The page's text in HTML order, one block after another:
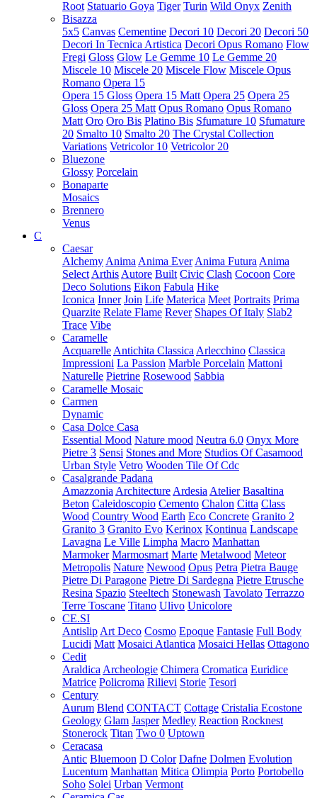
Root Statuario Goya Tiger Turin Wild Onyx Zenith
Bisazza
5x5 Canvas Cementine Decori 10 Decori 20 Decori 50
Decori In Tecnica Artistica Decori Opus Romano Flow
Fregi Gloss Glow Le Gemme 10 Le Gemme 20
Miscele 10 Miscele 20 Miscele Flow Miscele Opus
Romano Opera 15
Opera 15 Gloss Opera 15 Matt Opera 25 Opera 25
Gloss Opera 25 Matt Opus Romano Opus Romano
Matt Oro Oro Bis Platino Bis Sfumature 10 Sfumature
20 Smalto 10 Smalto 20 The Crystal Collection
Variations Vetricolor 10 Vetricolor 20
Bluezone
Glossy Porcelain
Bonaparte
Mosaics
Brennero
Venus
C
Caesar
Alchemy Anima Anima Ever Anima Futura Anima
Select Arthis Autore Built Civic Clash Cocoon Core
Deco Solutions Eikon Fabula Hike
Iconica Inner Join Life Materica Meet Portraits Prima
Quarzite Relate Flame Rever Shapes Of Italy Slab2
Trace Vibe
Caramelle
Acquarelle Antichita Classica Arlecchino Classica
Impressioni La Passion Marble Porcelain Mattoni
Naturelle Pietrine Rosewood Sabbia
Caramelle Mosaic
Carmen
Dynamic
Casa Dolce Casa
Essential Mood Nature mood Neutra 6.0 Onyx More
Pietre 3 Sensi Stones and More Studios Of Casamood
Urban Style Vetro Wooden Tile Of Cdc
Casalgrande Padana
Amazzonia Architecture Ardesia Atelier Basaltina
Beton Caleidoscopio Cemento Chalon Citta Class
Wood Country Wood Earth Eco Concrete Granito 2
Granito 3 Granito Evo Kerinox Kontinua Landscape
Lavagna Le Ville Limpha Macro Manhattan
Marmoker Marmosmart Marte Metalwood Meteor
Metropolis Nature Newood Opus Petra Pietra Bauge
Pietre Di Paragone Pietre Di Sardegna Pietre Etrusche
Resina Spazio Steeltech Stonewash Tavolato Terrazzo
Terre Toscane Titano Ulivo Unicolore
CE.SI
Antislip Art Deco Cosmo Epoque Fantasie Full Body
Lucidi Matt Mosaici Atlantica Mosaici Hellas Ottagono
Cedit
Araldica Archeologie Chimera Cromatica Euridice
Matrice Policroma Rilievi Storie Tesori
Century
Aurum Blend CONTACT Cottage Cristalia Ecostone
Geology Glam Jasper Medley Reaction Rocknest
Stonerock Titan Two 0 Uptown
Ceracasa
Antic Bluemoon D Color Dafne Dolmen Evolution
Lucentum Manhattan Mitica Olimpia Porto Portobello
Soho Solei Urban Vermont